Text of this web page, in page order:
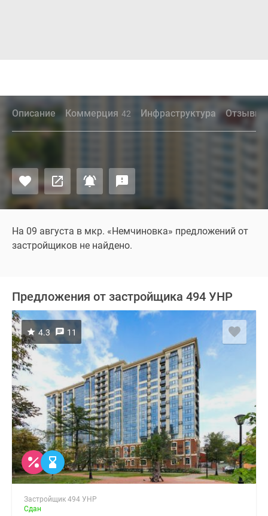
Описание Коммерция 42 Инфраструктура Отзывы
На 09 августа в мкр. «Немчиновка» предложений от
застройщиков не найдено.
Предложения от застройщика 494 УНР
4.3 11
Застройщик 494 УНР
Сдан